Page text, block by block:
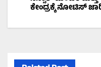
navigation
ಕೇಂದ್ರಕ್ಕೆ ನೋಟಿಸ್